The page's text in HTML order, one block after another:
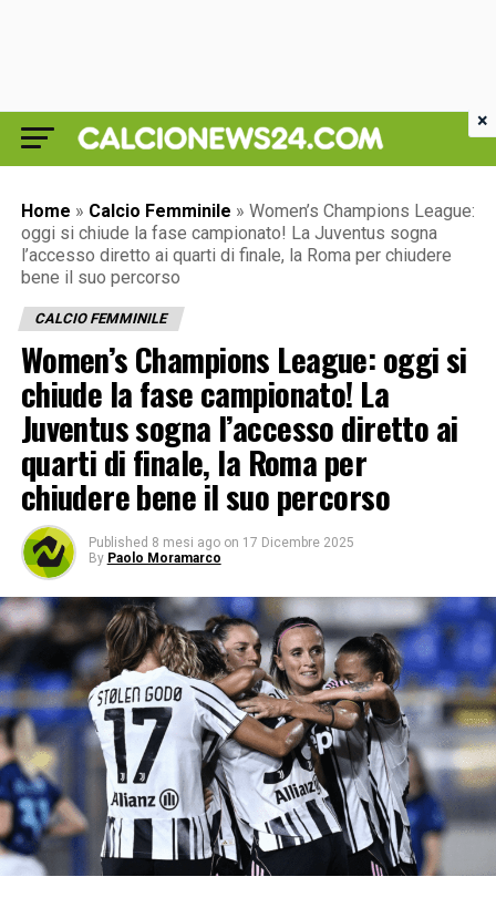
Home » Calcio Femminile » Women’s Champions League:
oggi si chiude la fase campionato! La Juventus sogna
l’accesso diretto ai quarti di finale, la Roma per chiudere
bene il suo percorso
CALCIO FEMMINILE
Women’s Champions League: oggi si
chiude la fase campionato! La
Juventus sogna l’accesso diretto ai
quarti di finale, la Roma per
chiudere bene il suo percorso
Published 8 mesi ago on 17 Dicembre 2025
By Paolo Moramarco
×